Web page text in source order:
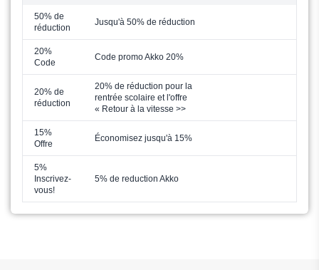
50% de
réduction
Jusqu'à 50% de réduction
20%
Code
Code promo Akko 20%
20% de
réduction
20% de réduction pour la
rentrée scolaire et l'offre
« Retour à la vitesse >>
15%
Offre
Économisez jusqu'à 15%
5%
Inscrivez-
vous!
5% de reduction Akko